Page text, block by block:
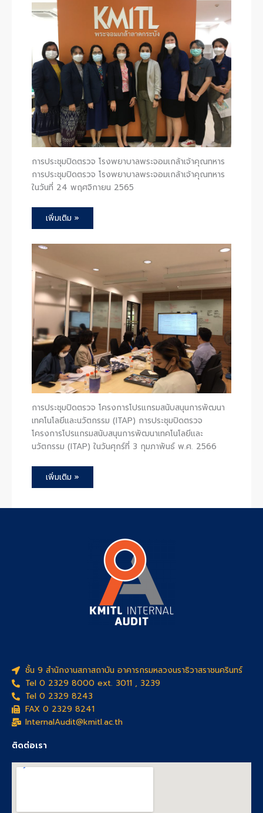
การประชุมปิดตรวจ โรงพยาบาลพระจอมเกล้าเจ้าคุณทหาร
การประชุมปิดตรวจ โรงพยาบาลพระจอมเกล้าเจ้าคุณทหาร
ในวันที่ 24 พฤศจิกายน 2565
เพิ่มเติม »
การประชุมปิดตรวจ โครงการโปรแกรมสนับสนุนการพัฒนา
เทคโนโลยีและนวัตกรรม (ITAP) การประชุมปิดตรวจ
โครงการโปรแกรมสนับสนุนการพัฒนาเทคโนโลยีและ
นวัตกรรม (ITAP) ในวันศุกร์ที่ 3 กุมภาพันธ์ พ.ศ. 2566
เพิ่มเติม »
ชั้น 9 สำนักงานสภาสถาบัน อาคารกรมหลวงนราธิวาสราชนครินทร์
Tel 0 2329 8000 ext. 3011 , 3239
Tel 0 2329 8243
FAX 0 2329 8241
InternalAudit@kmitl.ac.th
ติดต่อเรา